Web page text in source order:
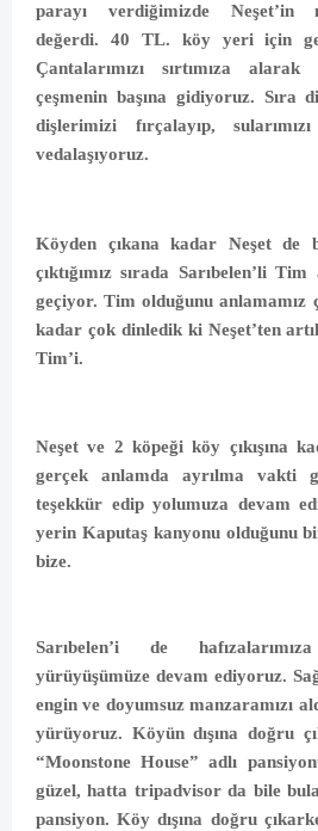
parayı verdiğimizde Neşet’in
değerdi. 40 TL. köy yeri için
Çantalarımızı sırtımıza alarak
çeşmenin başına gidiyoruz. Sıra
dişlerimizi fırçalayıp,
vedalaşıyoruz.
Köyden çıkana kadar Neşet de
çıktığımız sırada Sarıbelen’li
geçiyor. Tim olduğunu
kadar çok dinledik ki Neşet’ten
Tim’i.
Neşet ve 2 köpeği köy çıkışına
gerçek anlamda ayrılma vakti
teşekkür edip yolumuza devam
yerin Kaputaş kanyonu olduğunu
bize.
Sarıbelen’i de
yürüyüşümüze devam ediyoruz.
engin ve doyumsuz manzaramızı
yürüyoruz. Köyün dışına doğru
“Moonstone House” adlı
güzel, hatta tripadvisor da bile
pansiyon. Köy dışına doğru